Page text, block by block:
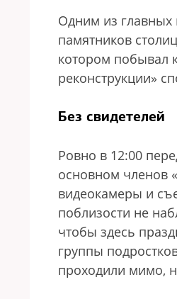
Одним из главных
памятников
котором побывал
реконструкции»
Без свидетелей
Ровно в 12:00
основном членов
видеокамеры и
поблизости не
чтобы здесь
группы
проходили мимо,